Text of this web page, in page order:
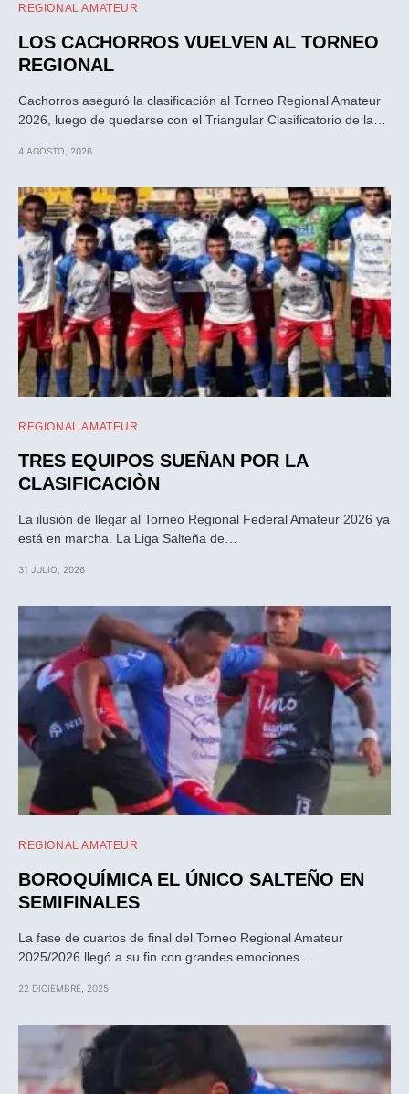
REGIONAL AMATEUR
LOS CACHORROS VUELVEN AL TORNEO
REGIONAL
Cachorros aseguró la clasificación al Torneo Regional Amateur
2026, luego de quedarse con el Triangular Clasificatorio de la…
4 AGOSTO, 2026
REGIONAL AMATEUR
TRES EQUIPOS SUEÑAN POR LA
CLASIFICACIÒN
La ilusión de llegar al Torneo Regional Federal Amateur 2026 ya
está en marcha. La Liga Salteña de…
31 JULIO, 2026
REGIONAL AMATEUR
BOROQUÍMICA EL ÚNICO SALTEÑO EN
SEMIFINALES
La fase de cuartos de final del Torneo Regional Amateur
2025/2026 llegó a su fin con grandes emociones…
22 DICIEMBRE, 2025